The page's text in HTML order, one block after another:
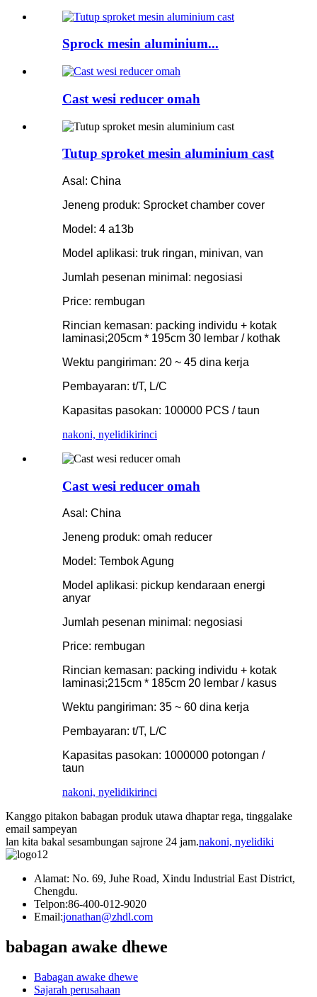
Sprock mesin aluminium...
Cast wesi reducer omah
Tutup sproket mesin aluminium cast
Asal: China
Jeneng produk: Sprocket chamber cover
Model: 4 a13b
Model aplikasi: truk ringan, minivan, van
Jumlah pesenan minimal: negosiasi
Price: rembugan
Rincian kemasan: packing individu + kotak
laminasi;205cm * 195cm 30 lembar / kothak
Wektu pangiriman: 20 ~ 45 dina kerja
Pembayaran: t/T, L/C
Kapasitas pasokan: 100000 PCS / taun
nakoni, nyelidikirinci
Cast wesi reducer omah
Asal: China
Jeneng produk: omah reducer
Model: Tembok Agung
Model aplikasi: pickup kendaraan energi
anyar
Jumlah pesenan minimal: negosiasi
Price: rembugan
Rincian kemasan: packing individu + kotak
laminasi;215cm * 185cm 20 lembar / kasus
Wektu pangiriman: 35 ~ 60 dina kerja
Pembayaran: t/T, L/C
Kapasitas pasokan: 1000000 potongan /
taun
nakoni, nyelidikirinci
Kanggo pitakon babagan produk utawa dhaptar rega, tinggalake
email sampeyan
lan kita bakal sesambungan sajrone 24 jam.nakoni, nyelidiki
Alamat: No. 69, Juhe Road, Xindu Industrial East District,
Chengdu.
Telpon:86-400-012-9020
Email:jonathan@zhdl.com
babagan awake dhewe
Babagan awake dhewe
Sajarah perusahaan